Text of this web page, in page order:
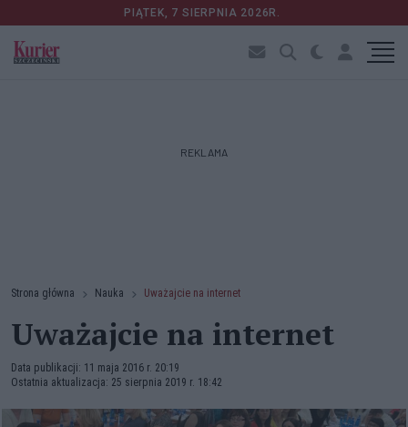
PIĄTEK, 7 SIERPNIA 2026R.
REKLAMA
Strona główna Nauka Uważajcie na internet
Uważajcie na internet
Data publikacji: 11 maja 2016 r. 20:19
Ostatnia aktualizacja: 25 sierpnia 2019 r. 18:42